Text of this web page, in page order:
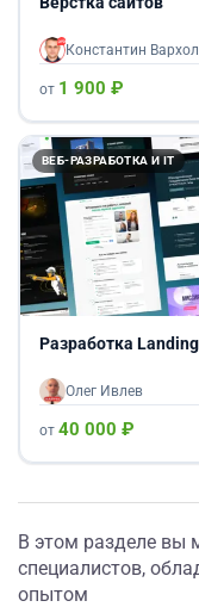
Константин
от 1 900 ₽
ВЕБ-РАЗРАБОТКА И IT
Разработка
Олег Ивлев
от 40 000 ₽
В этом разделе вы
специалистов,
опытом